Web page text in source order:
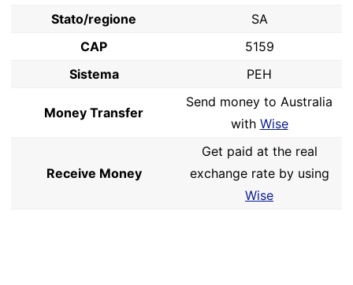
Stato/regione
SA
CAP
5159
Sistema
PEH
Money Transfer
Send money to Australia
with Wise
Receive Money
Get paid at the real
exchange rate by using
Wise